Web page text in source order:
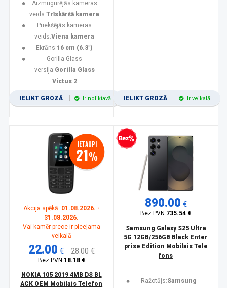
Aizmugurējās kameras
veids:Trīskāršā kamera
Priekšējās kameras
veids:Viena kamera
Ekrāns:16 cm (6.3")
Gorilla Glass
versija:Gorilla Glass
Victus 2
IELIKT GROZĀ Ir noliktavā IELIKT GROZĀ Ir veikalā
IETAUPI
21%
Akcija spēkā: 01.08.2026. -
31.08.2026.
Vai kamēr prece ir pieejama
veikalā
22.00 € 28.00 €
Bez PVN 18.18 €
NOKIA 105 2019 4MB DS BL
ACK OEM Mobilais Telefon
Bezprocentu kredīts
890.00 €
Bez PVN 735.54 €
Samsung Galaxy S25 Ultra
5G 12GB/256GB Black Enter
prise Edition Mobilais Tele
fons
Ražotājs:Samsung